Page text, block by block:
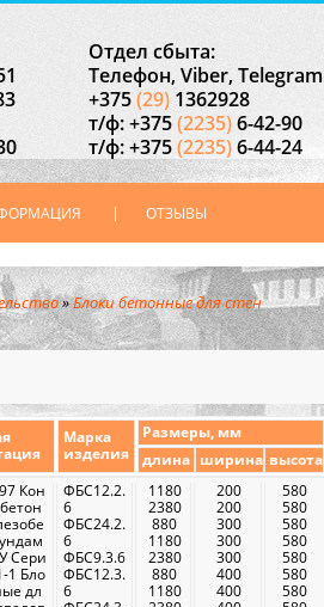
Отдел сбыта:
Телефон, Viber, Telegram
+375(29) 1362928
т/ф: +375(2235)6-42-90
т/ф: +375(2235)6-44-24
ОТЗЫВЫ
»Блоки бетонные для стен
Марка
изделия
Размеры, мм
длина ширина высота
Кон
Сери
1 Бло
дл
ФБС12.2.
6
ФБС24.2.
6
ФБС9.3.6
ФБС12.3.
6
1180
2380
880
1180
2380
880
1180
200
200
300
300
300
400
400
580
580
580
580
580
580
580